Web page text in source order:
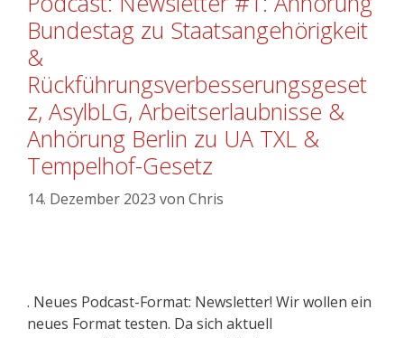
Bundestag zu Staatsangehörigkeit
&
Rückführungsverbesserungsgeset
z, AsylbLG, Arbeitserlaubnisse &
Anhörung Berlin zu UA TXL &
Tempelhof-Gesetz
14. Dezember 2023 von Chris
. Neues Podcast-Format: Newsletter! Wir wollen ein
neues Format testen. Da sich aktuell